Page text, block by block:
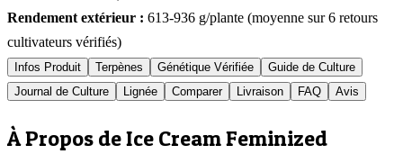
Rendement extérieur : 613-936 g/plante (moyenne sur6 retours
cultivateurs vérifiés)
Infos Produit Terpènes Génétique Vérifiée
Guide de Culture
Journal de Culture
Lignée Comparer Livraison FAQ Avis
À Propos de Ice Cream Feminized